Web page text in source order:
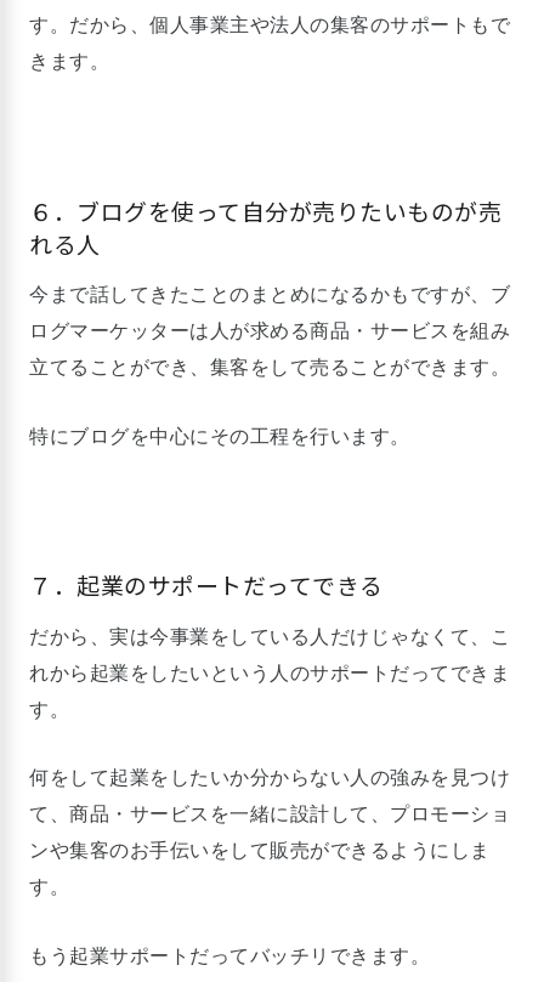
す。だから、個人事業主や法人の集客のサポートもで
きます。
６．ブログを使って自分が売りたいものが売
れる人
今まで話してきたことのまとめになるかもですが、ブ
ログマーケッターは人が求める商品・サービスを組み
立てることができ、集客をして売ることができます。
特にブログを中心にその工程を行います。
７．起業のサポートだってできる
だから、実は今事業をしている人だけじゃなくて、こ
れから起業をしたいという人のサポートだってできま
す。
何をして起業をしたいか分からない人の強みを見つけ
て、商品・サービスを一緒に設計して、プロモーショ
ンや集客のお手伝いをして販売ができるようにしま
す。
もう起業サポートだってバッチリできます。